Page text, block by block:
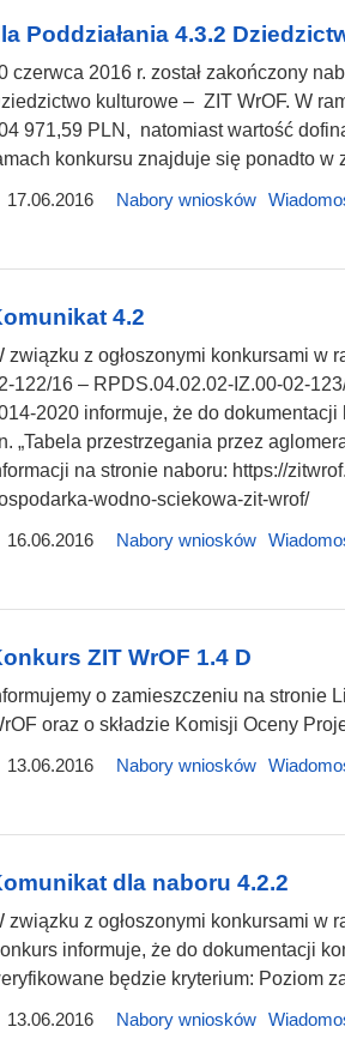
Poddziałania 4.3.2
czerwca 2016 r. został zakończony
kulturowe – ZIT WrOF. W
971,59 PLN, natomiast wartość
konkursu znajduje się ponadto w
17.06.2016
Nabory wniosków
4.2
związku z ogłoszonymi konkursami w
122/16 – RPDS.04.02.02-IZ.00-02-
2020 informuje, że do dokumentacji
„Tabela przestrzegania przez
na stronie naboru: https://
wodno-sciekowa-zit-wrof/
16.06.2016
Nabory wniosków
ZIT WrOF 1.4 D
o zamieszczeniu na stronie
oraz o składzie Komisji Oceny
13.06.2016
Nabory wniosków
dla naboru 4.2.2
związku z ogłoszonymi konkursami w
informuje, że do dokumentacji
będzie kryterium: Poziom
13.06.2016
Nabory wniosków